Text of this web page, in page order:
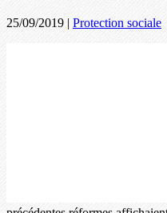
25/09/2019 | Protection sociale